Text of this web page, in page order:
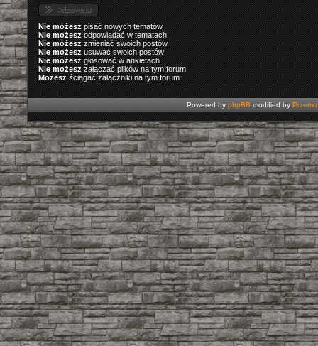
Nie możeszpisać nowych tematów
Nie możeszodpowiadać w tematach
Nie możeszzmieniać swoich postów
Nie możeszusuwać swoich postów
Nie możeszgłosować w ankietach
Nie możeszzałączać plików na tym forum
Możeszściągać załączniki na tym forum
Powered by phpBB modified by Przemo